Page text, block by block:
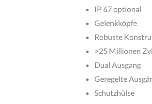
IP 67 optional
Gelenkköpfe
Robuste
>25 Millionen
Dual Ausgang
Geregelte
Schutzhülse